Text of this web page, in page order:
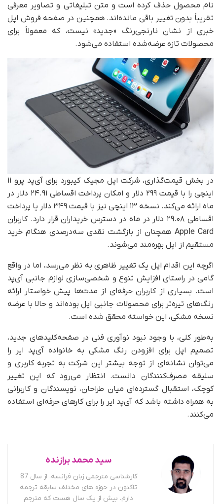
نام محصول حذف کرده است و متن تبلیغاتی و تصاویر معرفی
تقریباً بدون تغییر باقی مانده‌اند. همچنین در صفحه‌ فروش اپل
خبری از نشان نارنجی‌رنگ «جدید» نیست، که معمولاً برای
محصولات تازه عرضه‌شده استفاده می‌شود.
در بخش قیمت‌گذاری، شرکت اپل مجیک کیبورد برای آی‌پد پرو ۱۱
اینچی را با قیمت ۲۹۹ دلار و امکان پرداخت اقساطی ۲۴.۹۱ دلار در
ماه ارائه می‌کند. نسخه‌ ۱۳ اینچی نیز با قیمت ۳۴۹ دلار یا پرداخت
اقساطی ۲۹.۰۸ دلار در ماه در دسترس خریداران قرار دارد. کاربران
Apple Card همچنان از بازگشت نقدی سه‌درصدی هنگام خرید
مستقیم از اپل بهره‌مند می‌شوند.
اگرچه این اقدام اپل یک تغییر ظاهری به نظر می‌رسد، اما در واقع
گامی در راستای افزایش تنوع و شخصی‌سازی لوازم جانبی آی‌پد
است. بسیاری از کاربران حرفه‌ای از مدت‌ها پیش خواستار ارائه‌
رنگ‌های تیره‌تر برای محصولات جانبی اپل بوده‌اند و حالا با عرضه‌
نسخه‌ مشکی، این خواسته محقق شده است.
به‌طور کلی، با وجود نبود نوآوری فنی در صفحه‌کلیدهای جدید،
تصمیم اپل برای افزودن رنگ مشکی به خانواده‌ آی‌پد ایر را
می‌توان نشانه‌ای از توجه بیشتر این شرکت به تجربه‌ کاربری و
سلیقه‌ مصرف‌کنندگان دانست. انتظار می‌رود که این تغییر
کوچک، استقبال گسترده‌ای میان طراحان، نویسندگان و کاربرانی
به همراه داشته باشد که آی‌پد ایر را برای کارهای حرفه‌ای استفاده
می‌کنند.
سید محمد برازنده
کارشناسی مترجمی زبان فرانسه. از سال 87
تاکنون در حوزه های مختلف سابقه ترجمه
دارم. بیش از یک سال هست که مترجم